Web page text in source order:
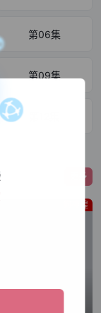
第06集
第09集
更多
狗神煌